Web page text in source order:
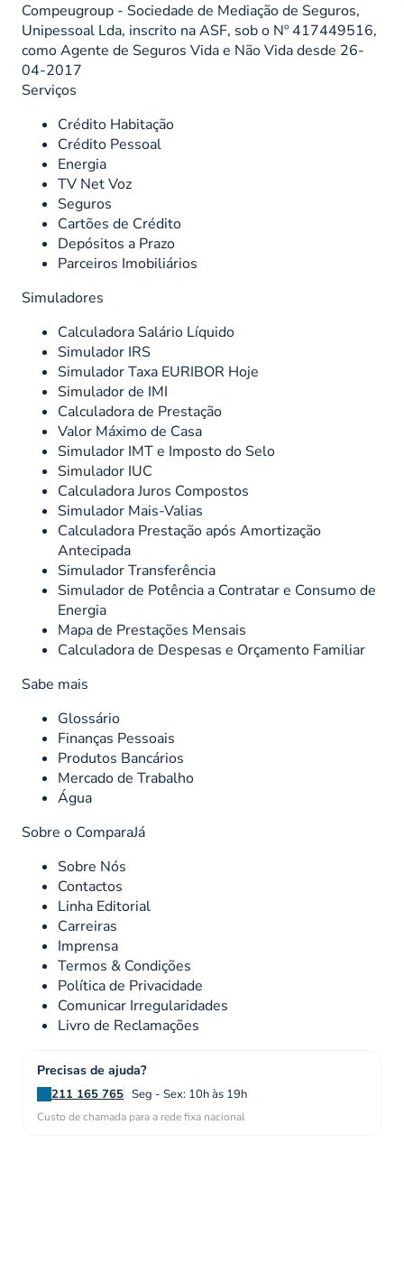
Compeugroup - Sociedade de Mediação de Seguros,
Unipessoal Lda, inscrito na ASF, sob o Nº 417449516,
como Agente de Seguros Vida e Não Vida desde 26-
04-2017
Serviços
Crédito Habitação
Crédito Pessoal
Energia
TV Net Voz
Seguros
Cartões de Crédito
Depósitos a Prazo
Parceiros Imobiliários
Simuladores
Calculadora Salário Líquido
Simulador IRS
Simulador Taxa EURIBOR Hoje
Simulador de IMI
Calculadora de Prestação
Valor Máximo de Casa
Simulador IMT e Imposto do Selo
Simulador IUC
Calculadora Juros Compostos
Simulador Mais-Valias
Calculadora Prestação após Amortização
Antecipada
Simulador Transferência
Simulador de Potência a Contratar e Consumo de
Energia
Mapa de Prestações Mensais
Calculadora de Despesas e Orçamento Familiar
Sabe mais
Glossário
Finanças Pessoais
Produtos Bancários
Mercado de Trabalho
Água
Sobre o ComparaJá
Sobre Nós
Contactos
Linha Editorial
Carreiras
Imprensa
Termos & Condições
Política de Privacidade
Comunicar Irregularidades
Livro de Reclamações
Precisas de ajuda?
211 165 765 Seg - Sex: 10h às 19h
Custo de chamada para a rede fixa nacional